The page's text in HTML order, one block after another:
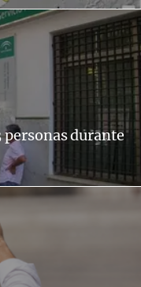
personas durante